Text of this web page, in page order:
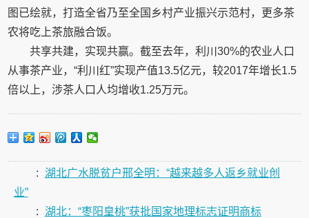
图已绘就，打造全省乃至全国乡村产业振兴示范村，更多茶
农将吃上茶旅融合饭。
共享共建，实现共赢。截至去年，利川30%的农业人口
从事茶产业，“利川红”实现产值13.5亿元，较2017年增长1.5
倍以上，涉茶人口人均增收1.25万元。
: 湖北广水脱贫户邢全明：“越来越多人返乡就业创
业”
: 湖北：“枣阳皇桃”获批国家地理标志证明商标